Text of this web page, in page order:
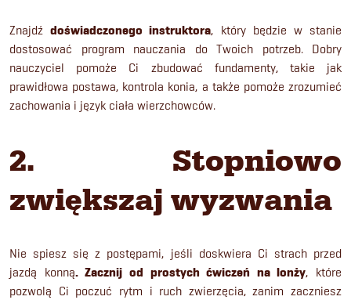
Znajdźdoświadczonego instruktora, który będzie w stanie
dostosować program nauczania do Twoich potrzeb. Dobry
nauczyciel pomoże Ci zbudować fundamenty, takie jak
prawidłowa postawa, kontrola konia, a także pomoże zrozumieć
zachowania i język ciała wierzchowców.
2. Stopniowo
zwiększaj wyzwania
Nie spiesz się z postępami, jeśli doskwiera Ci strach przed
jazdą konną. Zacznij od prostych ćwiczeń na lonży, które
pozwolą Ci poczuć rytm i ruch zwierzęcia, zanim zaczniesz